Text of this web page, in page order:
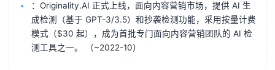
：Originality.AI 正式上线，面向内容营销市场，提供 AI 生
成检测（基于 GPT-3/3.5）和抄袭检测功能，采用按量计费
模式（$30 起），成为首批专门面向内容营销团队的 AI 检
测工具之一。
（~2022-10）